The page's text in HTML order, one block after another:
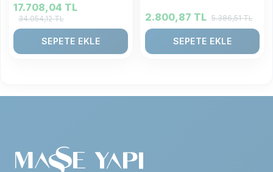
17.708,04 TL
34.054,12TL
SEPETE EKLE
2.800,87 TL 5.386,51TL
SEPETE EKLE